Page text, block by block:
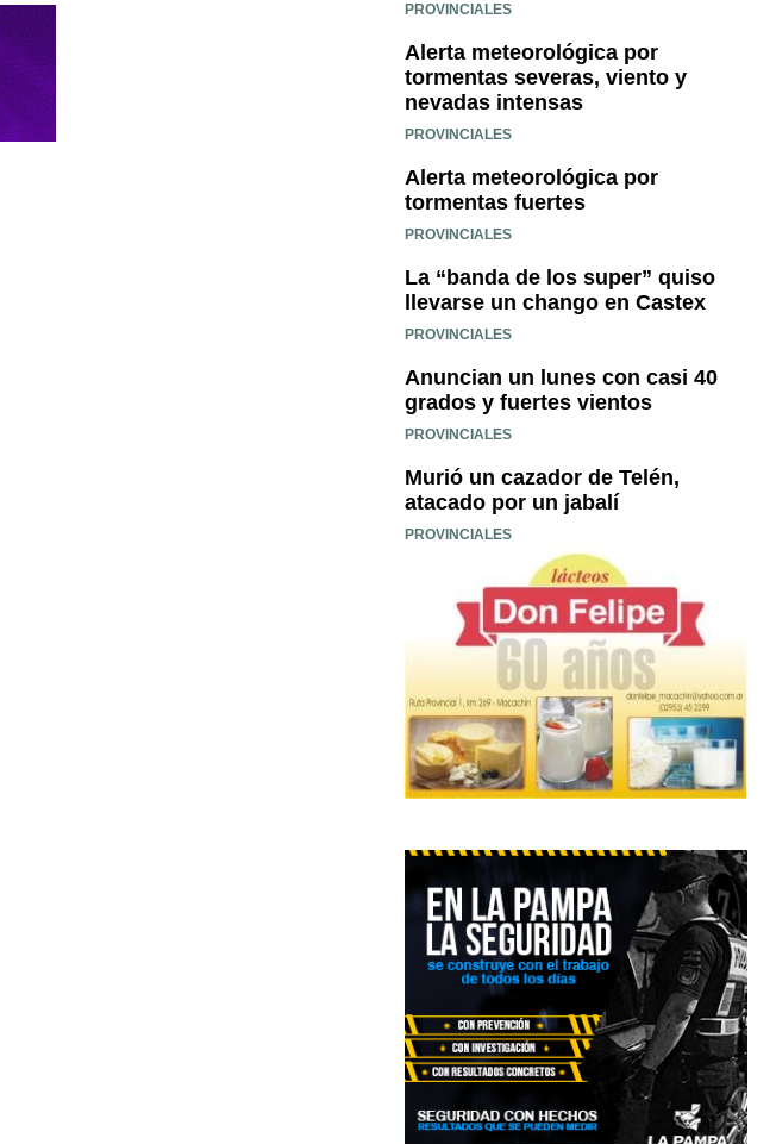
PROVINCIALES
Alerta meteorológica por
tormentas severas, viento y
nevadas intensas
PROVINCIALES
Alerta meteorológica por
tormentas fuertes
PROVINCIALES
La “banda de los super” quiso
llevarse un chango en Castex
PROVINCIALES
Anuncian un lunes con casi 40
grados y fuertes vientos
PROVINCIALES
Murió un cazador de Telén,
atacado por un jabalí
PROVINCIALES